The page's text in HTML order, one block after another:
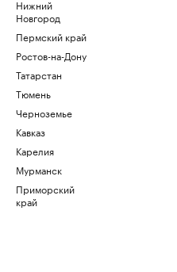
Нижний
Новгород
Пермский край
Ростов-на-Дону
Татарстан
Тюмень
Черноземье
Кавказ
Карелия
Мурманск
Приморский
край